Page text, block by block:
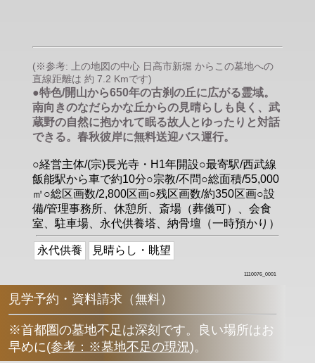
(※参考: 上の地図の中心 日高市新堀 からこの墓地への
直線距離は 約 7.2 Kmです)
●特色/開山から650年の古刹の丘に広がる霊域。
南向きのなだらかな丘からの見晴らしも良く、武
蔵野の自然に抱かれて眠る故人とゆったりと対話
できる。春秋彼岸に無料送迎バス運行。
○経営主体/(宗)長光寺・H1年開設○最寄駅/西武線
飯能駅から車で約10分○宗教/不問○総面積/55,000
㎡○総区画数/2,800区画○残区画数/約350区画○設
備/管理事務所、休憩所、斎場（葬儀可）、会食
室、駐車場、永代供養塔、納骨壇（一時預かり）
永代供養 見晴らし・眺望
1110076_0001
見学予約・資料請求（無料）
※首都圏の墓地不足は深刻です。良い場所はお
早めに(参考：※墓地不足の現況)。